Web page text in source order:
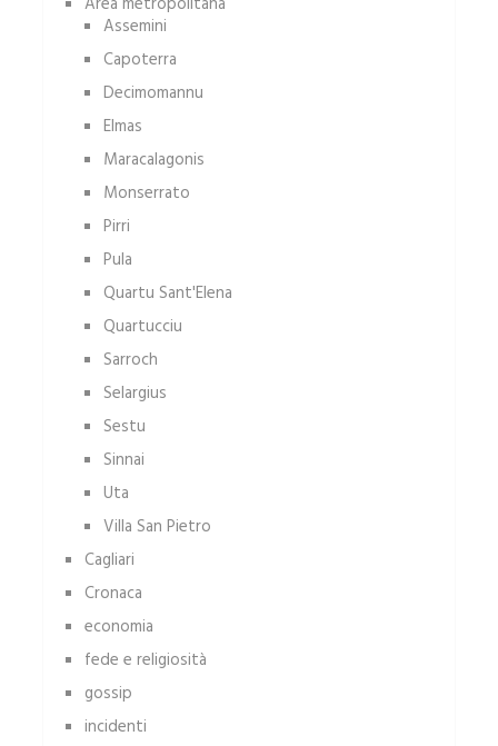
Assemini
Capoterra
Decimomannu
Elmas
Maracalagonis
Monserrato
Pirri
Pula
Quartu Sant'Elena
Quartucciu
Sarroch
Selargius
Sestu
Sinnai
Uta
Villa San Pietro
Cagliari
Cronaca
economia
fede e religiosità
gossip
incidenti